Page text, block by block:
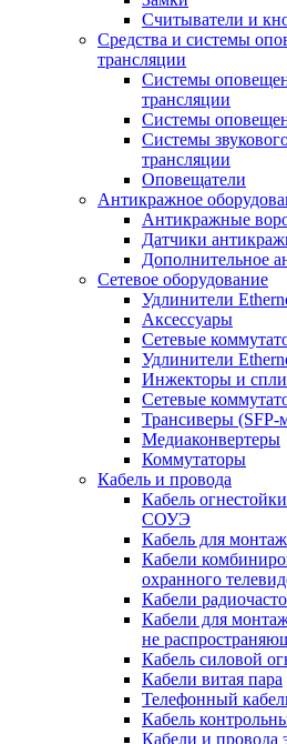
Считыватели и
Средства и системы
трансляции
Системы
трансляции
Системы
Системы
трансляции
Оповещатели
Антикражное
Антикражные
Датчики
Дополнительное
Сетевое оборудование
Удлинители
Аксессуары
Сетевые
Удлинители
Инжекторы и
Сетевые
Трансиверы (SFP-
Медиаконвертеры
Коммутаторы
Кабель и провода
Кабель
СОУЭ
Кабель для
Кабели
охранного
Кабели
Кабели для
не
Кабель силовой
Кабели витая пара
Телефонный
Кабель
Кабели и провода